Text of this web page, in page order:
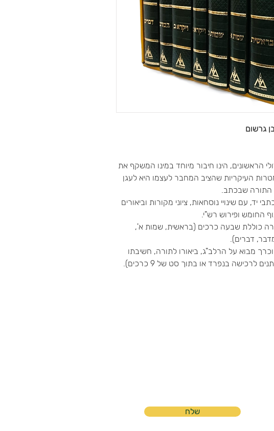
גרשום
הראשונים, הינו חיבור מיוחד במינו המשקף את
העיקריות שהציב המחבר לעצמו היא לעגן
התורה שבכתב.
יד, עם שינויי נוסחאות, ציוני מקורות וביאורים
החומש ופירוש רש"י.
כוללת שבעה כרכים (בראשית, שמות א',
דברים).
מבוא על הרלב"ג, ביאורו לתורה, חשיבתו
לרכישה בנפרד או בתוך סט של 9 כרכים).
שלח